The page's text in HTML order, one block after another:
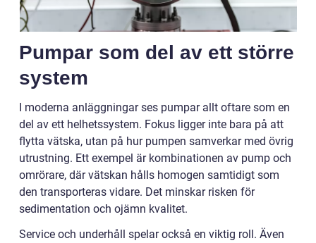
Pumpar som del av ett större
system
I moderna anläggningar ses pumpar allt oftare som en
del av ett helhetssystem. Fokus ligger inte bara på att
flytta vätska, utan på hur pumpen samverkar med övrig
utrustning. Ett exempel är kombinationen av pump och
omrörare, där vätskan hålls homogen samtidigt som
den transporteras vidare. Det minskar risken för
sedimentation och ojämn kvalitet.
Service och underhåll spelar också en viktig roll. Även